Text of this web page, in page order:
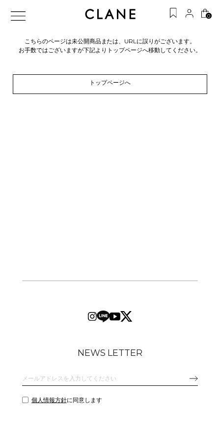
0
こちらのページは未公開商品または、URLに誤りがございます。
お手数ではございますが下記よりトップページへ移動してください。
トップページへ
NEWS LETTER
個人情報方針に同意します